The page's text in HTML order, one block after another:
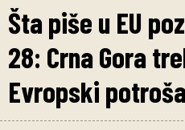
Šta piše u EU
28: Crna Gora
Evropski